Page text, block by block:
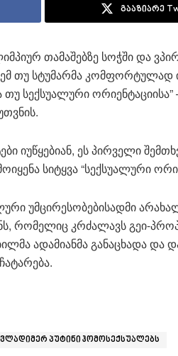
გააზიარე
თამაშებზე სოჭში და
თუ სტუმარმა კომფორტულად
სექსუალური ორიენტაციისა”
ეს პირველი
სიტყვა “სექსუალური
უმცირესობებისადმი
რომელიც კრძალავს გეი-
ადამიანმა განაცხადა
პუტინი ჰომოსექსუალებს